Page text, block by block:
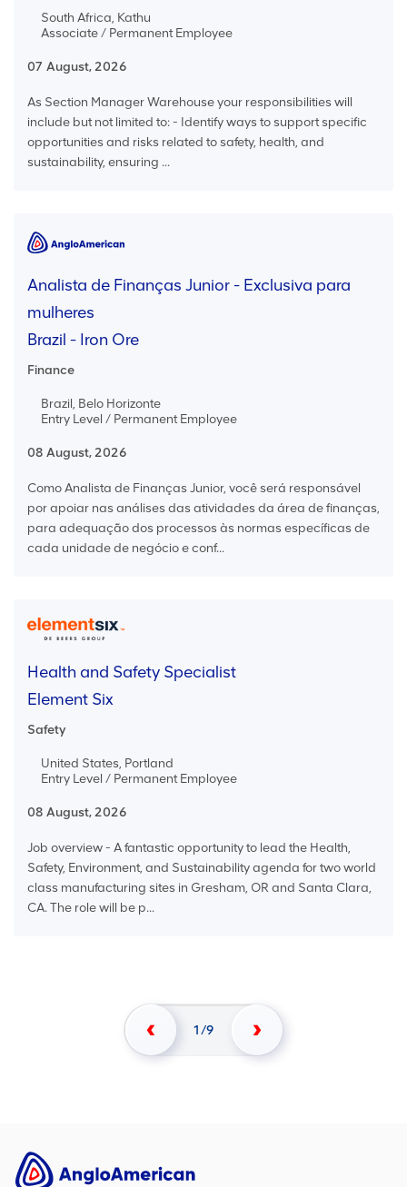
South Africa, Kathu
Associate / Permanent Employee
07 August, 2026
As Section Manager Warehouse your responsibilities will
include but not limited to: - Identify ways to support specific
opportunities and risks related to safety, health, and
sustainability, ensuring ...
Analista de Finanças Junior - Exclusiva para
mulheres
Brazil - Iron Ore
Finance
Brazil, Belo Horizonte
Entry Level / Permanent Employee
08 August, 2026
Como Analista de Finanças Junior, você será responsável
por apoiar nas análises das atividades da área de finanças,
para adequação dos processos às normas específicas de
cada unidade de negócio e conf...
Health and Safety Specialist
Element Six
Safety
United States, Portland
Entry Level / Permanent Employee
08 August, 2026
Job overview - A fantastic opportunity to lead the Health,
Safety, Environment, and Sustainability agenda for two world
class manufacturing sites in Gresham, OR and Santa Clara,
CA. The role will be p...
1 9